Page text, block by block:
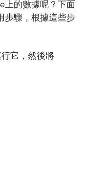
上的數據呢？下面
步驟，根據這些步
行它，然後將